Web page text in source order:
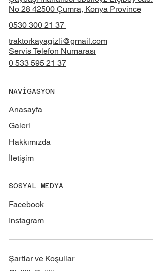
No 28 42500 Çumra, Konya Province
0530 300 21 37
traktorkayagizli@gmail.com
Servis Telefon Numarası
0 533 595 21 37
NAVİGASYON
Anasayfa
Galeri
Hakkımızda
İletişim
SOSYAL MEDYA
Facebook
Instagram
Şartlar ve Koşullar